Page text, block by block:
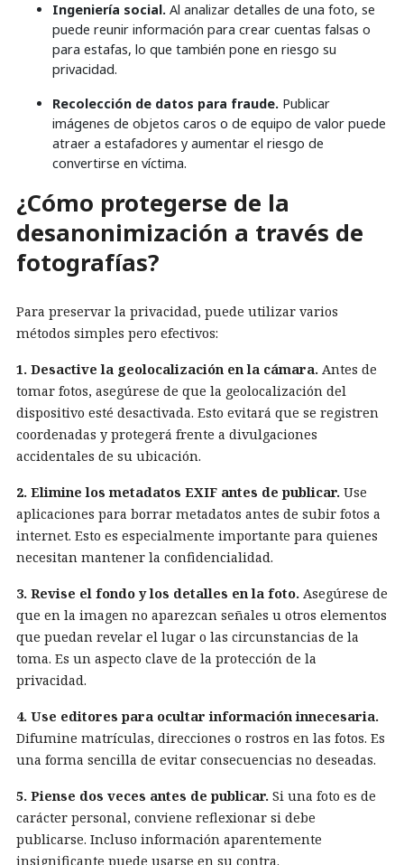
Ingeniería social. Al analizar detalles de una foto, se
puede reunir información para crear cuentas falsas o
para estafas, lo que también pone en riesgo su
privacidad.
Recolección de datos para fraude. Publicar
imágenes de objetos caros o de equipo de valor puede
atraer a estafadores y aumentar el riesgo de
convertirse en víctima.
¿Cómo protegerse de la
desanonimización a través de
fotografías?
Para preservar la privacidad, puede utilizar varios
métodos simples pero efectivos:
1. Desactive la geolocalización en la cámara. Antes de
tomar fotos, asegúrese de que la geolocalización del
dispositivo esté desactivada. Esto evitará que se registren
coordenadas y protegerá frente a divulgaciones
accidentales de su ubicación.
2. Elimine los metadatos EXIF antes de publicar. Use
aplicaciones para borrar metadatos antes de subir fotos a
internet. Esto es especialmente importante para quienes
necesitan mantener la confidencialidad.
3. Revise el fondo y los detalles en la foto. Asegúrese de
que en la imagen no aparezcan señales u otros elementos
que puedan revelar el lugar o las circunstancias de la
toma. Es un aspecto clave de la protección de la
privacidad.
4. Use editores para ocultar información innecesaria.
Difumine matrículas, direcciones o rostros en las fotos. Es
una forma sencilla de evitar consecuencias no deseadas.
5. Piense dos veces antes de publicar. Si una foto es de
carácter personal, conviene reflexionar si debe
publicarse. Incluso información aparentemente
insignificante puede usarse en su contra.